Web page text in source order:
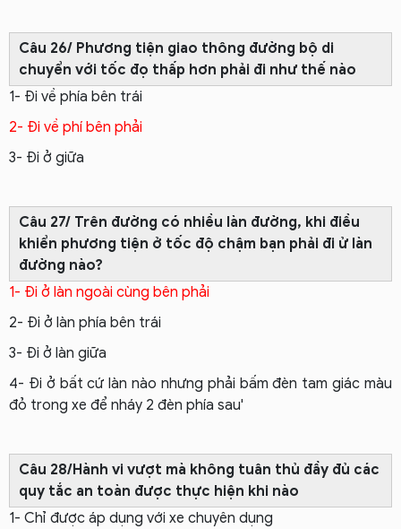
Câu 26/ Phương tiện giao thông đường bộ di
chuyển với tốc đọ thấp hơn phải đi như thế nào
1- Đi về phía bên trái
2- Đi về phí bên phải
3- Đi ở giữa
Câu 27/ Trên đường có nhiều làn đường, khi điều
khiển phương tiện ở tốc độ chậm bạn phải đi ử làn
đường nào?
1- Đi ở làn ngoài cùng bên phải
2- Đi ở làn phía bên trái
3- Đi ở làn giữa
4- Đi ở bất cứ làn nào nhưng phải bấm đèn tam giác màu
đỏ trong xe để nháy 2 đèn phía sau'
Câu 28/Hành vi vượt mà không tuân thủ đầy đủ các
quy tắc an toàn được thực hiện khi nào
1- Chỉ được áp dụng với xe chuyên dụng